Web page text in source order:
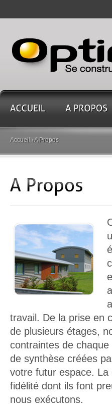
Accueil \ A Propos
travail. De la prise en
de plusieurs étages,
contraintes de
de synthèse créées
votre futur espace. La
fidélité dont ils font
nous exécutons.